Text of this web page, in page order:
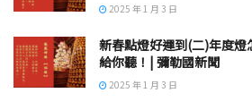
2025 年 1 月 3 日
新春點燈好運到(二)年度
給你聽！| 彌勒國新聞
2025 年 1 月 3 日